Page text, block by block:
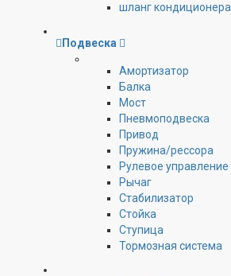
шланг кондиционера
Подвеска
Амортизатор
Балка
Мост
Пневмоподвеска
Привод
Пружина/рессора
Рулевое управление
Рычаг
Стабилизатор
Стойка
Ступица
Тормозная система